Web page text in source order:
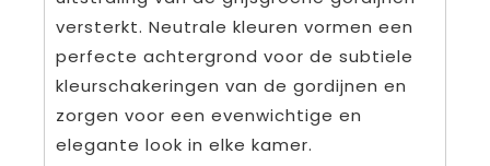
versterkt. Neutrale kleuren vormen een
perfecte achtergrond voor de subtiele
kleurschakeringen van de gordijnen en
zorgen voor een evenwichtige en
elegante look in elke kamer.